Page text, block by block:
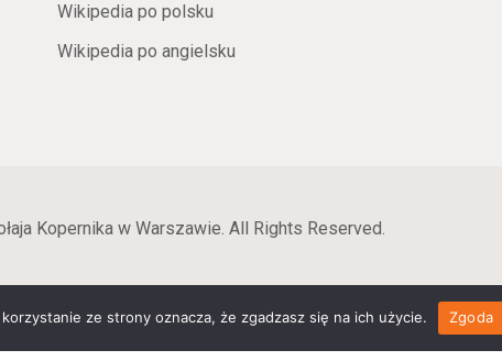
Wikipedia po polsku
Wikipedia po angielsku
Kopernika w Warszawie. All Rights Reserved.
ze strony oznacza, że zgadzasz się na ich użycie. Zgoda